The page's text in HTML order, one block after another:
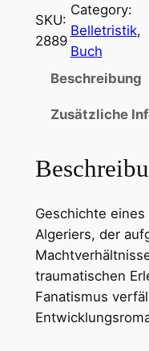
SKU:
2889
Category:
Belletristik
Buch
Beschreibung
Zusätzliche
Geschichte
Algeriers, der
traumatischen
Fanatismus